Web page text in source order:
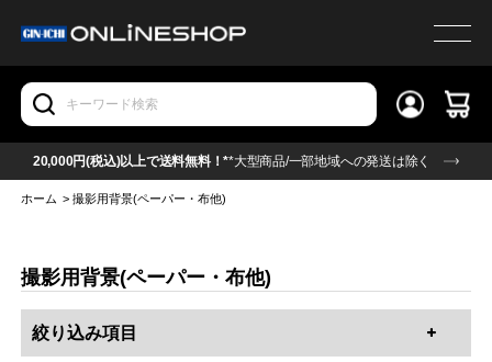
20,000円(税込)以上で送料無料！**大型商品/一部地域への発送は除く
ホーム >撮影用背景(ペーパー・布他)
撮影用背景(ペーパー・布他)
絞り込み項目